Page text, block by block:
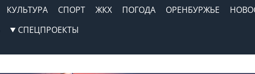
КУЛЬТУРА СПОРТ ЖКХ ПОГОДА ОРЕНБУРЖЬЕ
СПЕЦПРОЕКТЫ